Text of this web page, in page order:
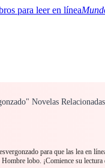
Novelas Relacionadas
para que las lea en
lobo. ¡Comience su